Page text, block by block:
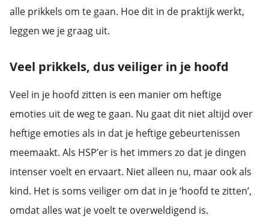
alle prikkels om te gaan. Hoe dit in de praktijk werkt,
leggen we je graag uit.
Veel prikkels, dus veiliger in je hoofd
Veel in je hoofd zitten is een manier om heftige
emoties uit de weg te gaan. Nu gaat dit niet altijd over
heftige emoties als in dat je heftige gebeurtenissen
meemaakt. Als HSP’er is het immers zo dat je dingen
intenser voelt en ervaart. Niet alleen nu, maar ook als
kind. Het is soms veiliger om dat in je ‘hoofd te zitten’,
omdat alles wat je voelt te overweldigend is.